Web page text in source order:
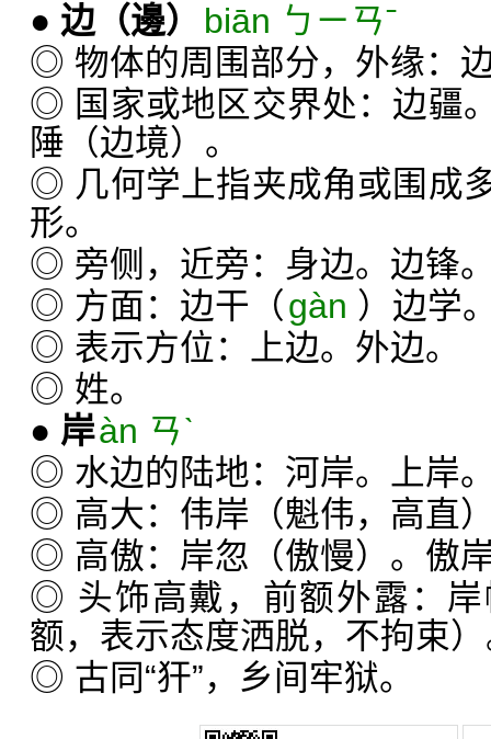
● 边（邊）
biān ㄅㄧㄢˉ
◎ 物体的周围部分，外缘：
◎ 国家或地区交界处：边疆
陲（边境）。
◎ 几何学上指夹成角或围成
形。
◎ 旁侧，近旁：身边。边锋
◎ 方面：边干（gàn ）边学
◎ 表示方位：上边。外边。
◎ 姓。
● 岸àn ㄢˋ
◎ 水边的陆地：河岸。上岸
◎ 高大：伟岸（魁伟，高直
◎ 高傲：岸忽（傲慢）。傲
◎ 头饰高戴，前额外露：
额，表示态度洒脱，不拘束
◎ 古同“犴”，乡间牢狱。